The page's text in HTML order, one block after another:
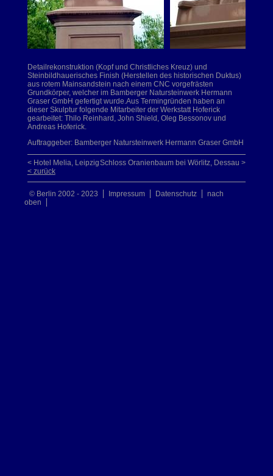
Detailrekonstruktion (Kopf und Christliches Kreuz) und
Steinbildhauerisches Finish (Herstellen des historischen Duktus)
aus rotem Mainsandstein nach einem CNC vorgefrästen
Grundkörper, welcher im Bamberger Natursteinwerk Hermann
Graser GmbH gefertigt wurde.Aus Termingründen haben an
dieser Skulptur folgende Mitarbeiter der Werkstatt Hoferick
gearbeitet: Thilo Reinhard, John Shield, Oleg Bessonov und
Andreas Hoferick.
Auftraggeber: Bamberger Natursteinwerk Hermann Graser GmbH
Schloss Oranienbaum bei Wörlitz, Dessau >
< Hotel Melia, Leipzig
< zurück
© Berlin 2002 - 2023 Impressum Datenschutz
nach
oben